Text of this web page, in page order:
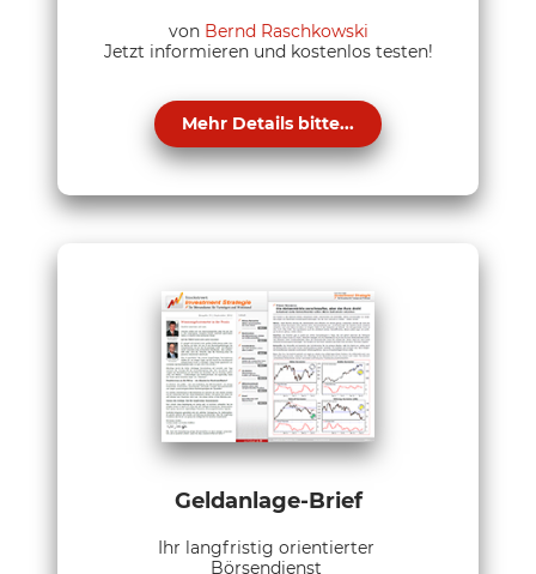
von Bernd Raschkowski
Jetzt informieren und kostenlos testen!
Mehr Details bitte...
Geldanlage-Brief
Ihr langfristig orientierter
Börsendienst